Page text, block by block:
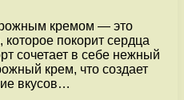
кремом — это
покорит сердца
сочетает в себе нежный
крем, что создает
вкусов…